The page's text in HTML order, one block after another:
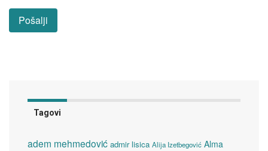
Tagovi
adem mehmedović admir lisica Alija Izetbegović Alma